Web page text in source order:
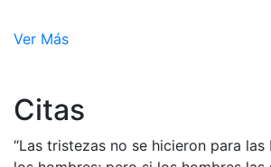
Ver Más
Citas
“Las tristezas no se hicieron para las